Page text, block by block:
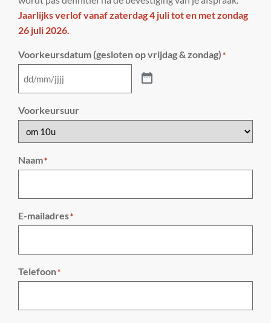
Jaarlijks verlof vanaf zaterdag 4 juli tot en met zondag
26 juli 2026.
Voorkeursdatum (gesloten op vrijdag & zondag)*
Voorkeursuur
Naam*
E-mailadres*
Telefoon*